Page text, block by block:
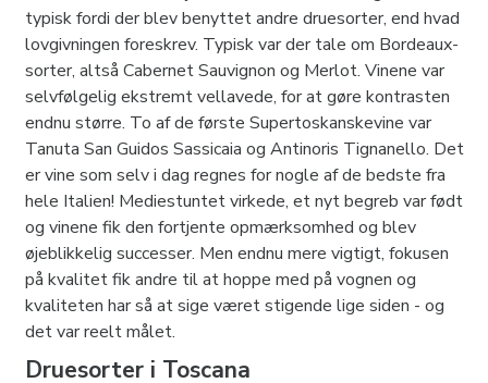
typisk fordi der blev benyttet andre druesorter, end hvad
lovgivningen foreskrev. Typisk var der tale om Bordeaux-
sorter, altså Cabernet Sauvignon og Merlot. Vinene var
selvfølgelig ekstremt vellavede, for at gøre kontrasten
endnu større. To af de første Supertoskanskevine var
Tanuta San Guidos Sassicaia og Antinoris Tignanello. Det
er vine som selv i dag regnes for nogle af de bedste fra
hele Italien! Mediestuntet virkede, et nyt begreb var født
og vinene fik den fortjente opmærksomhed og blev
øjeblikkelig successer. Men endnu mere vigtigt, fokusen
på kvalitet fik andre til at hoppe med på vognen og
kvaliteten har så at sige været stigende lige siden - og
det var reelt målet.
Druesorter i Toscana